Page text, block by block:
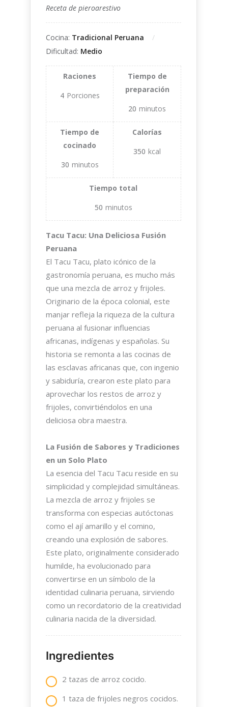
Receta de pieroarestivo
Cocina: Tradicional Peruana
Dificultad: Medio
Raciones
4 Porciones
Tiempo de
preparación
20 minutos
Tiempo de
cocinado
30 minutos
Calorías
350 kcal
Tiempo total
50 minutos
Tacu Tacu: Una Deliciosa Fusión
Peruana
El Tacu Tacu, plato icónico de la
gastronomía peruana, es mucho más
que una mezcla de arroz y frijoles.
Originario de la época colonial, este
manjar refleja la riqueza de la cultura
peruana al fusionar influencias
africanas, indígenas y españolas. Su
historia se remonta a las cocinas de
las esclavas africanas que, con ingenio
y sabiduría, crearon este plato para
aprovechar los restos de arroz y
frijoles, convirtiéndolos en una
deliciosa obra maestra.
La Fusión de Sabores y Tradiciones
en un Solo Plato
La esencia del Tacu Tacu reside en su
simplicidad y complejidad simultáneas.
La mezcla de arroz y frijoles se
transforma con especias autóctonas
como el ají amarillo y el comino,
creando una explosión de sabores.
Este plato, originalmente considerado
humilde, ha evolucionado para
convertirse en un símbolo de la
identidad culinaria peruana, sirviendo
como un recordatorio de la creatividad
culinaria nacida de la diversidad.
Ingredientes
2 tazas de arroz cocido.
1 taza de frijoles negros cocidos.